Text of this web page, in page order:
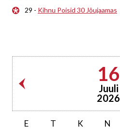
29 - Kihnu Poisid 30 Jõujaamas
16
Juuli
2026
E T K N